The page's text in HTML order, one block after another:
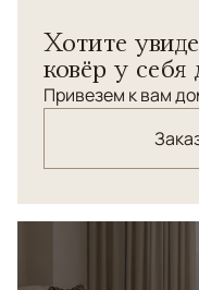
необычной розовой
орнаментом,
оттенки и
элегантности. Такой
гостиной, спальне
Хотите
ковёр у себя
Привезем к вам